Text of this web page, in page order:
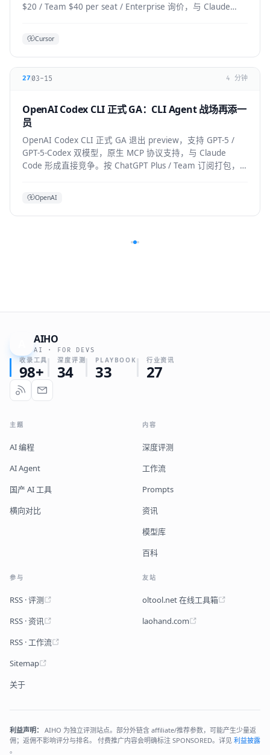
$20 / Team $40 per seat / Enterprise 询价，与 Claude
Cursor
27 03-15 4 分钟
OpenAI Codex CLI 正式 GA：CLI Agent 战场再添一
员
OpenAI Codex CLI 正式 GA 退出 preview，支持 GPT-5 /
GPT-5-Codex 双模型，原生 MCP 协议支持，与 Claude
Code 形成直接竞争。按 ChatGPT Plus / Team 订阅打包，
OpenAI
AIHO
AI · FOR DEVS
收录工具
98+
深度评测
34
PLAYBOOK
33
行业资讯
27
主题
AI 编程
AI Agent
国产 AI 工具
横向对比
内容
深度评测
工作流
Prompts
资讯
模型库
百科
参与
RSS · 评测
RSS · 资讯
RSS · 工作流
Sitemap
关于
友站
oltool.net 在线工具箱
laohand.com
利益声明：
AIHO 为独立评测站点。部分外链含 affiliate/推荐参数，可能产生少量返
佣；返佣不影响评分与排名。 付费推广内容会明确标注 SPONSORED。详见 利益披露
。